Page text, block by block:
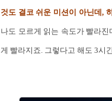
것도 결코 쉬운 미션이 아닌데,
나도 모르게 읽는 속도가 빨라
게 빨라지죠. 그렇다고 해도 3시